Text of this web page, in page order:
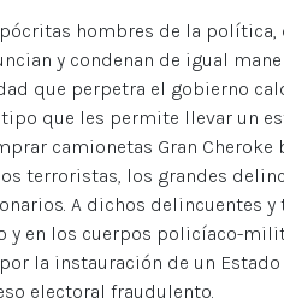
hombres de la política,
y condenan de igual
que perpetra el gobierno
que les permite llevar un
camionetas Gran Cheroke
terroristas, los grandes
A dichos delincuentes
y en los cuerpos policíaco-
la instauración de un
electoral fraudulento.